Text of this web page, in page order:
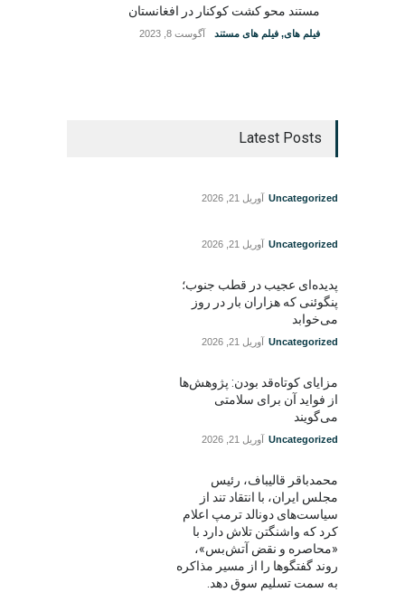
مستند محو کشت کوکنار در افغانستان
فیلم های, فیلم های مستند آگوست 8, 2023
Latest Posts
Uncategorized آوریل 21, 2026
Uncategorized آوریل 21, 2026
پدیده‌ای عجیب در قطب جنوب؛
پنگوئنی که هزاران بار در روز
می‌خوابد
Uncategorized آوریل 21, 2026
مزایای کوتاه‌قد بودن: پژوهش‌ها
از فواید آن برای سلامتی
می‌گویند
Uncategorized آوریل 21, 2026
محمدباقر قالیباف، رئیس
مجلس ایران، با انتقاد تند از
سیاست‌های دونالد ترمپ اعلام
کرد که واشنگتن تلاش دارد با
«محاصره و نقض آتش‌بس»،
روند گفتگوها را از مسیر مذاکره
به سمت تسلیم سوق دهد.